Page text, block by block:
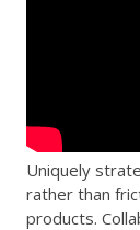
Uniquely
rather than
products.